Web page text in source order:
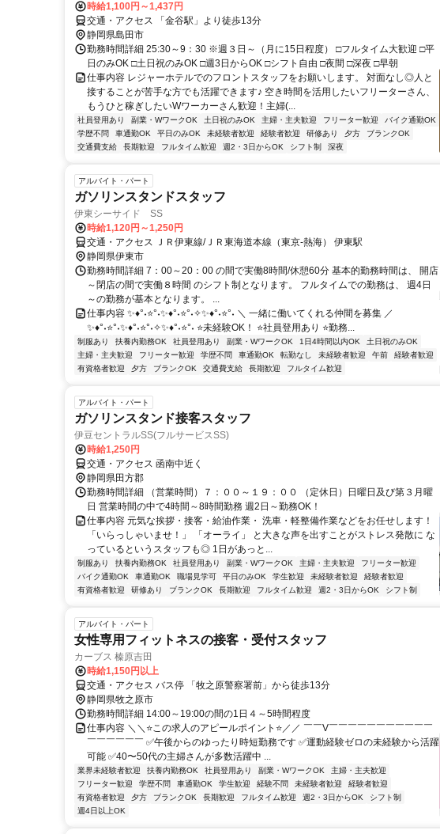
時給1,100円～1,437円
交通・アクセス 「金谷駅」より徒歩13分
静岡県島田市
勤務時間詳細 25:30～9：30 ※週３日～（月に15日程度） □フルタイム大歓迎 □平
日のみOK □土日祝のみOK □週3日からOK □シフト自由 □夜間 □深夜 □早朝
仕事内容 レジャーホテルでのフロントスタッフをお願いします。 対面なし◎人と
接することが苦手な方でも活躍できます♪ 空き時間を活用したいフリーターさん、
もうひと稼ぎしたいWワーカーさん歓迎！主婦(...
社員登用あり 副業・WワークOK 土日祝のみOK 主婦・主夫歓迎 フリーター歓迎
バイク通勤OK
学歴不問
車通勤OK 平日のみOK 未経験者歓迎 経験者歓迎 研修あり 夕方
ブランクOK
交通費支給
長期歓迎 フルタイム歓迎 週2・3日からOK シフト制 深夜
アルバイト・パート
ガソリンスタンドスタッフ
伊東シーサイド SS
時給1,120円～1,250円
交通・アクセス ＪＲ伊東線/ＪＲ東海道本線（東京-熱海） 伊東駅
静岡県伊東市
勤務時間詳細 7：00～20：00 の間で実働8時間/休憩60分 基本的勤務時間は、 開店
～閉店の間で実働８時間 のシフト制となります。 フルタイムでの勤務は、 週4日
～の勤務が基本となります。 ...
仕事内容 ✨♦°˖⭐°˖✨♦°˖⭐°˖✧✨♦°˖⭐°˖ ＼ 一緒に働いてくれる仲間を募集 ／
✨♦°˖⭐°˖✨♦°˖⭐°˖✧✨♦°˖⭐°˖ ⭐未経験OK！ ⭐社員登用あり ⭐勤務...
制服あり 扶養内勤務OK 社員登用あり 副業・WワークOK 1日4時間以内OK
土日祝のみOK
主婦・主夫歓迎
フリーター歓迎 学歴不問 車通勤OK 転勤なし 未経験者歓迎 午前
経験者歓迎
有資格者歓迎
夕方 ブランクOK 交通費支給 長期歓迎 フルタイム歓迎
アルバイト・パート
ガソリンスタンド接客スタッフ
伊豆セントラルSS(フルサービスSS)
時給1,250円
交通・アクセス 函南中近く
静岡県田方郡
勤務時間詳細 （営業時間）７：００～１９：００ （定休日）日曜日及び第３月曜
日 営業時間の中で4時間～8時間勤務 週2日～勤務OK！
仕事内容 元気な挨拶・接客・給油作業・ 洗車・軽整備作業などをお任せします！
「いらっしゃいませ！」 「オーライ」 と大きな声を出すことがストレス発散に な
っているというスタッフも◎ 1日があっと...
制服あり 扶養内勤務OK 社員登用あり 副業・WワークOK 主婦・主夫歓迎
フリーター歓迎
バイク通勤OK
車通勤OK 職場見学可 平日のみOK 学生歓迎 未経験者歓迎
経験者歓迎
有資格者歓迎
研修あり ブランクOK 長期歓迎 フルタイム歓迎 週2・3日からOK シフト制
アルバイト・パート
女性専用フィットネスの接客・受付スタッフ
カーブス 榛原吉田
時給1,150円以上
交通・アクセス バス停 「牧之原警察署前」から徒歩13分
静岡県牧之原市
勤務時間詳細 14:00～19:00の間の1日４～5時間程度
仕事内容 ＼＼⭐この求人のアピールポイント⭐／／ ￣￣V￣￣￣￣￣￣￣￣￣￣￣
￣￣￣￣￣￣ ✅午後からのゆったり時短勤務です ✅運動経験ゼロの未経験から活躍
可能 ✅40〜50代の主婦さんが多数活躍中 ...
業界未経験者歓迎 扶養内勤務OK 社員登用あり 副業・WワークOK
主婦・主夫歓迎
フリーター歓迎
学歴不問 車通勤OK 学生歓迎 経験不問 未経験者歓迎
経験者歓迎
有資格者歓迎
夕方 ブランクOK 長期歓迎 フルタイム歓迎 週2・3日からOK
シフト制
週4日以上OK